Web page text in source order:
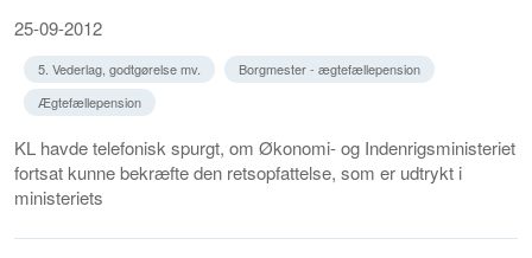
25-09-2012
5. Vederlag, godtgørelse mv.
Borgmester - ægtefællepension
Ægtefællepension
KL havde telefonisk spurgt, om Økonomi- og Indenrigsministeriet
fortsat kunne bekræfte den retsopfattelse, som er udtrykt i
ministeriets